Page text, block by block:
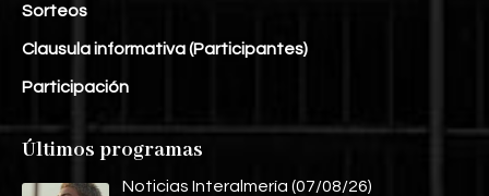
Sorteos
Clausula informativa (Participantes)
Participación
Últimos programas
Noticias Interalmería (07/08/26)